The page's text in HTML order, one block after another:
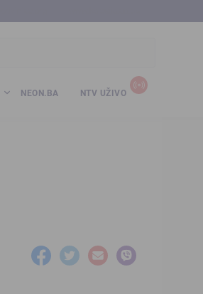
NEON.BA NTV UŽIVO